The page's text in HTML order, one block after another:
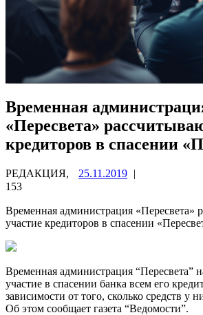
Временная
«Пересвета»
кредиторов в спасении
РЕДАКЦИЯ, 25.11.2019 |
153
Временная администрация «Пересвета»
участие кредиторов в спасении
Временная администрация “Пересвета”
участие в спасении банка всем его
зависимости от того, сколько средств у
Об этом сообщает газета “Ведомости”.